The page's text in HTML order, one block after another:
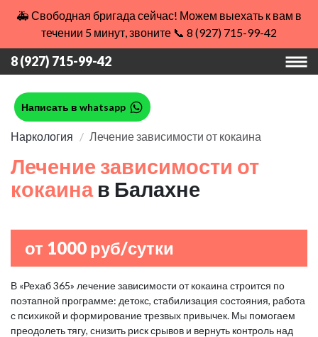
🚑 Свободная бригада сейчас! Можем выехать к вам в
течении 5 минут, звоните 📞 8 (927) 715-99-42
8 (927) 715-99-42
Написать в whatsapp
Наркология Лечение зависимости от кокаина
Лечение зависимости от
кокаина в Балахне
от 1000 руб/сутки
В «Рехаб 365» лечение зависимости от кокаина строится по
поэтапной программе: детокс, стабилизация состояния, работа
с психикой и формирование трезвых привычек. Мы помогаем
преодолеть тягу, снизить риск срывов и вернуть контроль над